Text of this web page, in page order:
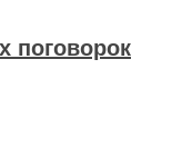
поговорок